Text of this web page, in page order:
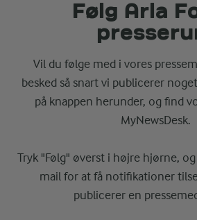
Følg Arla
Vil du følge med i vores
besked så snart vi publicerer
på knappen herunder, og find
MyNewsDesk.
Tryk "Følg" øverst i højre hjørne,
mail for at få notifikationer
publicerer en